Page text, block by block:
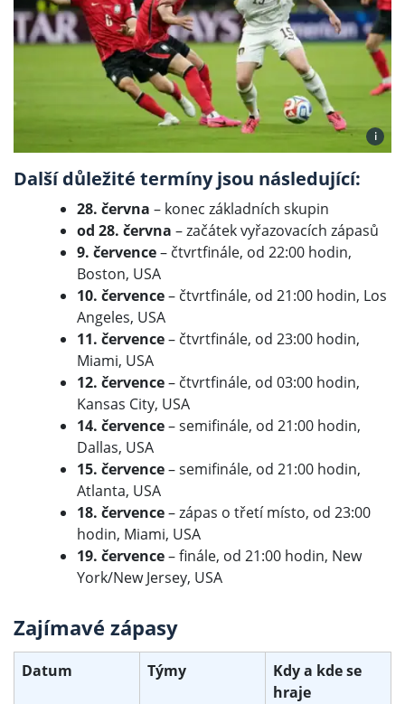
i
Další důležité termíny jsou následující:
28. června – konec základních skupin
od 28. června – začátek vyřazovacích zápasů
9. července– čtvrtfinále, od 22:00 hodin,
Boston, USA
10. července– čtvrtfinále, od 21:00 hodin, Los
Angeles, USA
11. července– čtvrtfinále, od 23:00 hodin,
Miami, USA
12. července– čtvrtfinále, od 03:00 hodin,
Kansas City, USA
14. července– semifinále, od 21:00 hodin,
Dallas, USA
15. července– semifinále, od 21:00 hodin,
Atlanta, USA
18. července– zápas o třetí místo, od 23:00
hodin, Miami, USA
19. července– finále, od 21:00 hodin, New
York/New Jersey, USA
Zajímavé zápasy
Datum Týmy
Kdy a kde se
hraje